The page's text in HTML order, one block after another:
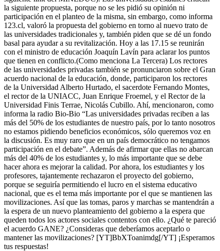
la siguiente propuesta, porque no se les pidió su opinión ni
participación en el planteo de la misma, sin embargo, como informa
123.cl, valoró la propuesta del gobierno en torno al nuevo trato de
las universidades tradicionales y, también piden que se dé un fondo
basal para ayudar a su revitalización. Hoy a las 17.15 se reunirán
con el ministro de educación Joaquín Lavín para aclarar los puntos
que tienen en conflicto.(Como menciona La Tercera) Los rectores
de las universidades privadas también se pronunciaron sobre el Gran
acuerdo nacional de la educación, donde, participaron los rectores
de la Universidad Alberto Hurtado, el sacerdote Fernando Montes,
el rector de la UNIACC, Juan Enrique Froemel, y el Rector de la
Universidad Finis Terrae, Nicolás Cubillo. Ahí, mencionaron, como
informa la radio Bio-Bio “Las universidades privadas reciben a las
más del 50% de los estudiantes de nuestro país, por lo tanto nosotros
no estamos pidiendo beneficios económicos, sólo queremos voz en
la discusión. Es muy raro que en un país democrático no tengamos
participación en el debate”. Además de afirmar que ellas no abarcan
más del 40% de los estudiantes y, lo más importante que se debe
hacer ahora es mejorar la calidad. Por ahora, los estudiantes y los
profesores, tajantemente rechazaron el proyecto del gobierno,
porque se seguiría permitiendo el lucro en el sistema educativo
nacional, que es el tema más importante por el que se mantienen las
movilizaciones. Así que las tomas, paros y marchas se mantendrán a
la espera de un nuevo planteamiento del gobierno a la espera que
queden todos los actores sociales contentos con ello. ¿Qué te pareció
el acuerdo GANE? ¿Consideras que deberíamos aceptarlo o
mantener las movilizaciones? [YT]BbXToanimdg[/YT] ¡Esperamos
tus respuestas!